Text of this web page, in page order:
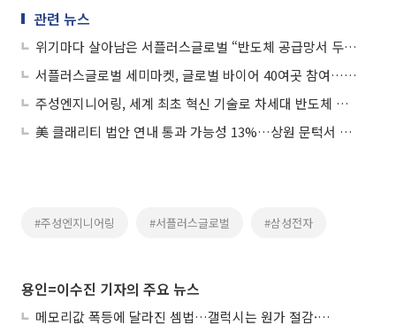
관련 뉴스
위기마다 살아남은 서플러스글로벌 “반도체 공급망서 두번째 승부수”
서플러스글로벌 세미마켓, 글로벌 바이어 40여곳 참여…매각가 70% 상승
주성엔지니어링, 세계 최초 혁신 기술로 차세대 반도체 시장 공략
美 클래리티 법안 연내 통과 가능성 13%…상원 문턱서 제동
#주성엔지니어링 #서플러스글로벌 #삼성전자
용인=이수진 기자의 주요 뉴스
메모리값 폭등에 달라진 셈법…갤럭시는 원가 절감·아이폰은 서비스 확대